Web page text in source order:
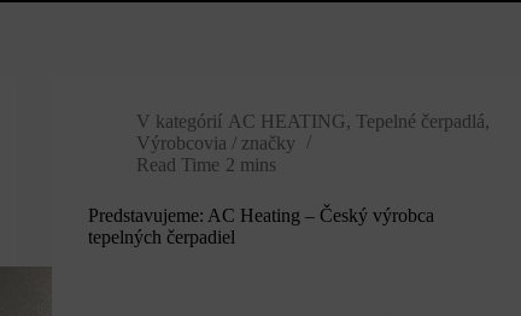
V kategórií AC HEATING, Tepelné čerpadlá,
Výrobcovia / značky
Read Time 2 mins
Predstavujeme: AC Heating – Český výrobca
tepelných čerpadiel